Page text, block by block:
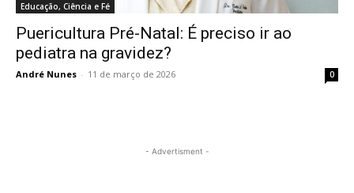
Educação, Ciência e Fé
Puericultura Pré-Natal: É preciso ir ao
pediatra na gravidez?
André Nunes - 11 de março de 2026 0
- Advertisment -